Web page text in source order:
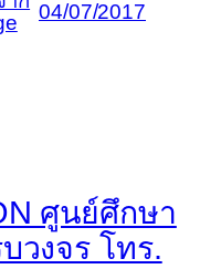
04/07/2017
ศูนย์ศึกษา
วงจร โทร.